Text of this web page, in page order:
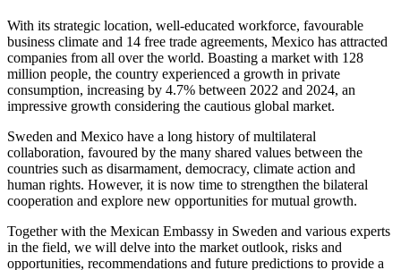
With its strategic location, well-educated workforce, favourable
business climate and 14 free trade agreements, Mexico has attracted
companies from all over the world. Boasting a market with 128
million people, the country experienced a growth in private
consumption, increasing by 4.7% between 2022 and 2024, an
impressive growth considering the cautious global market.
Sweden and Mexico have a long history of multilateral
collaboration, favoured by the many shared values between the
countries such as disarmament, democracy, climate action and
human rights. However, it is now time to strengthen the bilateral
cooperation and explore new opportunities for mutual growth.
Together with the Mexican Embassy in Sweden and various experts
in the field, we will delve into the market outlook, risks and
opportunities, recommendations and future predictions to provide a